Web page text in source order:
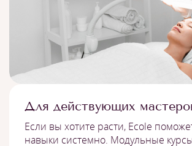
Для действующих
Если вы хотите расти, Ecole
навыки системно. Модульные